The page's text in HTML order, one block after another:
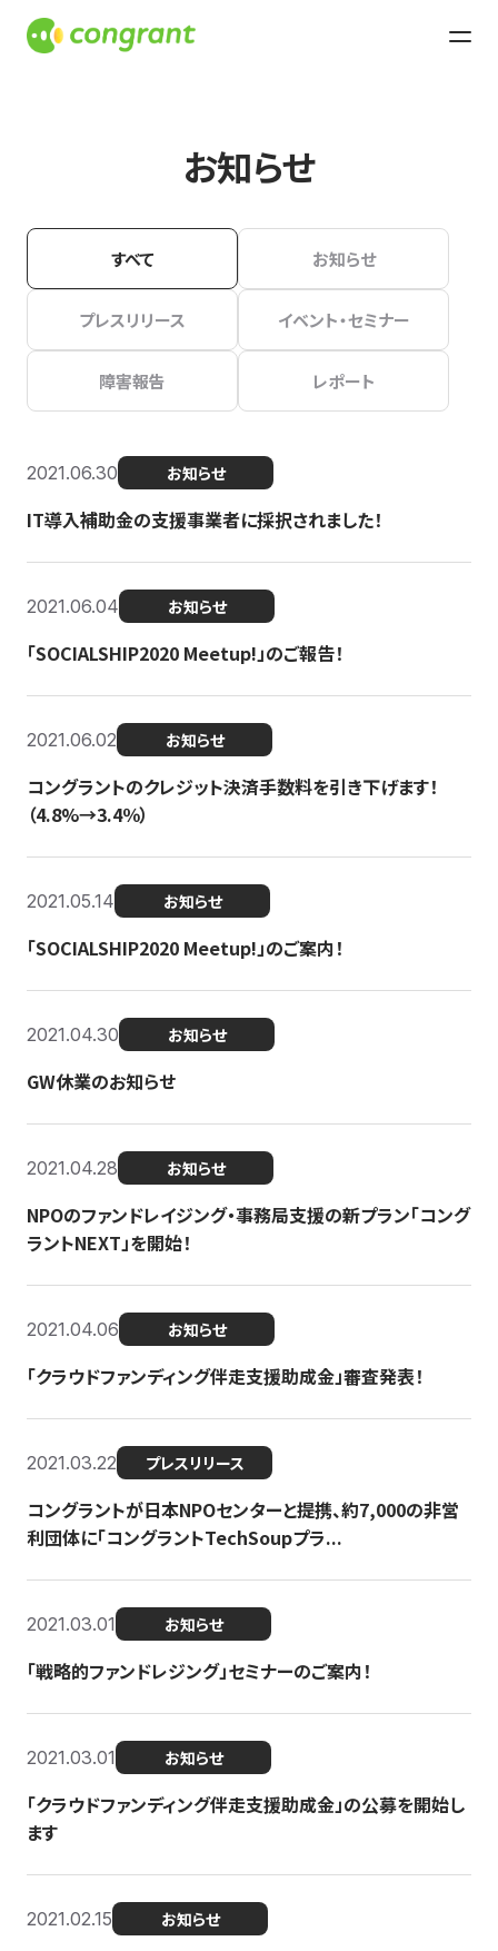
お知らせ
すべて お知らせ
プレスリリース イベント・セミナー
障害報告 レポート
2021.06.30 お知らせ
IT導入補助金の支援事業者に採択されました！
2021.06.04 お知らせ
「SOCIALSHIP2020 Meetup!」のご報告！
2021.06.02 お知らせ
コングラントのクレジット決済手数料を引き下げます！
（4.8%→3.4％）
2021.05.14 お知らせ
「SOCIALSHIP2020 Meetup!」のご案内！
2021.04.30 お知らせ
GW休業のお知らせ
2021.04.28 お知らせ
NPOのファンドレイジング・事務局支援の新プラン「コング
ラントNEXT」を開始！
2021.04.06 お知らせ
「クラウドファンディング伴走支援助成金」審査発表！
2021.03.22 プレスリリース
コングラントが日本NPOセンターと提携、約7,000の非営
利団体に「コングラントTechSoupプラ...
2021.03.01 お知らせ
「戦略的ファンドレジング」セミナーのご案内！
2021.03.01 お知らせ
「クラウドファンディング伴走支援助成金」の公募を開始し
ます
2021.02.15 お知らせ